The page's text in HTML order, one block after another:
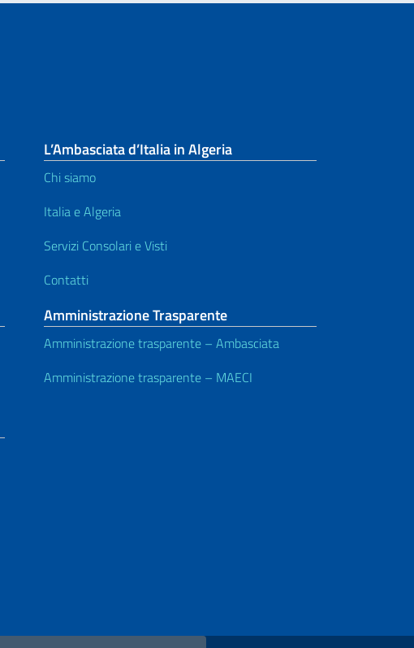
L’Ambasciata d’Italia in Algeria
Chi siamo
Italia e Algeria
Servizi Consolari e Visti
Contatti
Amministrazione Trasparente
Amministrazione trasparente – Ambasciata
Amministrazione trasparente – MAECI